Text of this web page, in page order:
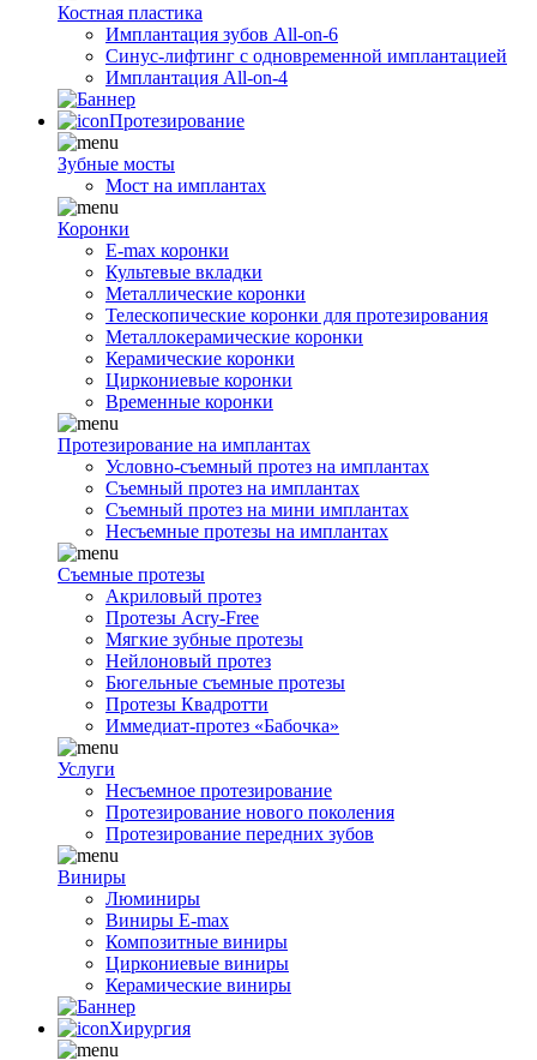
Костная пластика
Имплантация зубов All-on-6
Синус-лифтинг с одновременной имплантацией
Имплантация All-on-4
Протезирование
Зубные мосты
Мост на имплантах
Коронки
E-max коронки
Культевые вкладки
Металлические коронки
Телескопические коронки для протезирования
Металлокерамические коронки
Керамические коронки
Циркониевые коронки
Временные коронки
Протезирование на имплантах
Условно-съемный протез на имплантах
Съемный протез на имплантах
Съемный протез на мини имплантах
Несъемные протезы на имплантах
Съемные протезы
Акриловый протез
Протезы Acry-Free
Мягкие зубные протезы
Нейлоновый протез
Бюгельные съемные протезы
Протезы Квадротти
Иммедиат-протез «Бабочка»
Услуги
Несъемное протезирование
Протезирование нового поколения
Протезирование передних зубов
Виниры
Люминиры
Виниры E-max
Композитные виниры
Циркониевые виниры
Керамические виниры
Хирургия